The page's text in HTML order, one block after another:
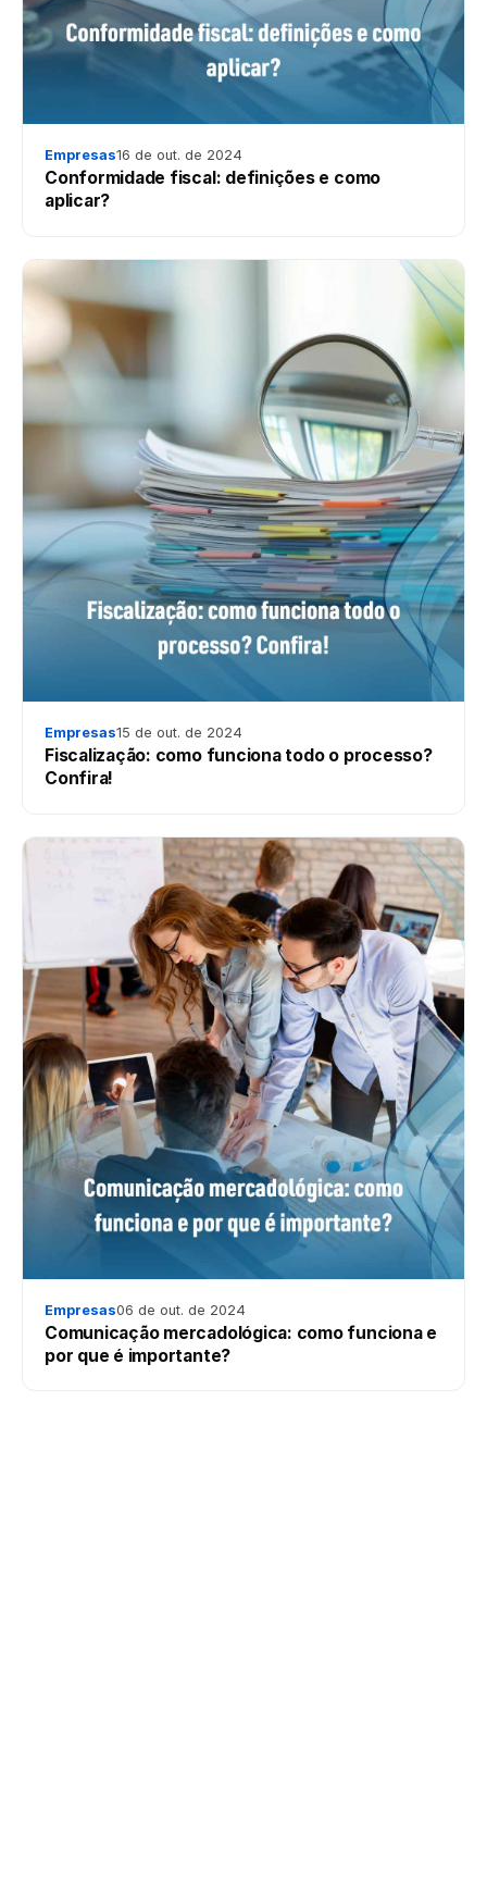
Empresas16 de out. de 2024
Conformidade fiscal: definições e como
aplicar?
Empresas15 de out. de 2024
Fiscalização: como funciona todo o processo?
Confira!
Empresas06 de out. de 2024
Comunicação mercadológica: como funciona e
por que é importante?